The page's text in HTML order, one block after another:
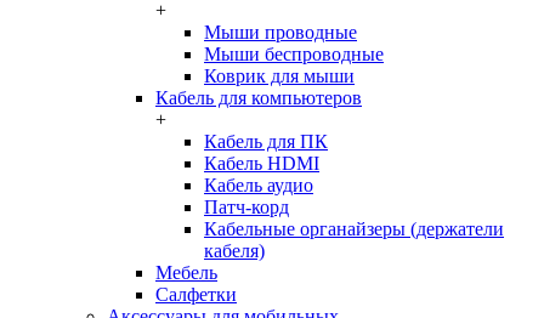
+
Мыши проводные
Мыши беспроводные
Коврик для мыши
Кабель для компьютеров
+
Кабель для ПК
Кабель HDMI
Кабель аудио
Патч-корд
Кабельные органайзеры (держатели
кабеля)
Мебель
Салфетки